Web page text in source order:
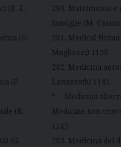
(B. E.
(G.
(P.
(R.
(G.
280. Matrimonio e
famiglie (M.
281. Medical
Magliozzi) 1138
282. Medicina
Lanzerath) 1141
* Medicina
Medicine non
1145
283. Medicina dei